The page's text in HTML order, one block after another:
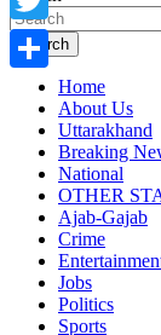
Search
Home
About Us
Uttarakhand
Breaking
National
OTHER
Ajab-Gajab
Crime
Jobs
Politics
Sports
Twitter
Share